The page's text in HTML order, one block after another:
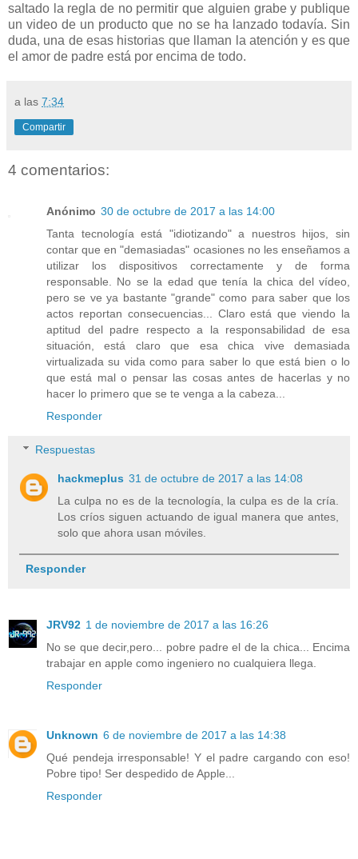
saltado la regla de no permitir que alguien grabe y publique
un video de un producto que no se ha lanzado todavía. Sin
duda, una de esas historias que llaman la atención y es que
el amor de padre está por encima de todo.
a las 7:34
Compartir
4 comentarios:
Anónimo 30 de octubre de 2017 a las 14:00
Tanta tecnología está "idiotizando" a nuestros hijos, sin
contar que en "demasiadas" ocasiones no les enseñamos a
utilizar los dispositivos correctamente y de forma
responsable. No se la edad que tenía la chica del vídeo,
pero se ve ya bastante "grande" como para saber que los
actos reportan consecuencias... Claro está que viendo la
aptitud del padre respecto a la responsabilidad de esa
situación, está claro que esa chica vive demasiada
virtualizada su vida como para saber lo que está bien o lo
que está mal o pensar las cosas antes de hacerlas y no
hacer lo primero que se te venga a la cabeza...
Responder
Respuestas
hackmeplus 31 de octubre de 2017 a las 14:08
La culpa no es de la tecnología, la culpa es de la cría.
Los críos siguen actuando de igual manera que antes,
solo que ahora usan móviles.
Responder
JRV92 1 de noviembre de 2017 a las 16:26
No se que decir,pero... pobre padre el de la chica... Encima
trabajar en apple como ingeniero no cualquiera llega.
Responder
Unknown 6 de noviembre de 2017 a las 14:38
Qué pendeja irresponsable! Y el padre cargando con eso!
Pobre tipo! Ser despedido de Apple...
Responder